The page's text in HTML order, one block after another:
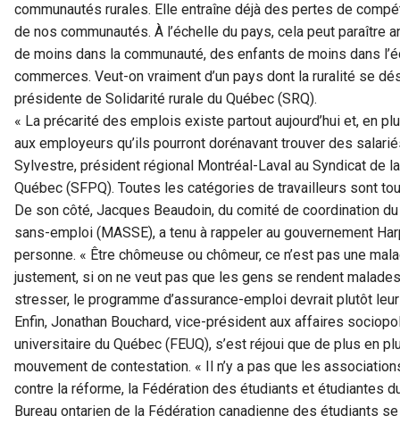
communautés rurales. Elle entraîne déjà des pertes de
de nos communautés. À l’échelle du pays, cela peut paraître
de moins dans la communauté, des enfants de moins dans
commerces. Veut-on vraiment d’un pays dont la ruralité se
présidente de Solidarité rurale du Québec (SRQ).
« La précarité des emplois existe partout aujourd’hui et, en
aux employeurs qu’ils pourront dorénavant trouver des
Sylvestre, président régional Montréal-Laval au Syndicat de
Québec (SFPQ). Toutes les catégories de travailleurs sont
De son côté, Jacques Beaudoin, du comité de coordination
sans-emploi (MASSE), a tenu à rappeler au gouvernement
personne. « Être chômeuse ou chômeur, ce n’est pas une
justement, si on ne veut pas que les gens se rendent
stresser, le programme d’assurance-emploi devrait plutôt
Enfin, Jonathan Bouchard, vice-président aux affaires
universitaire du Québec (FEUQ), s’est réjoui que de plus en
mouvement de contestation. « Il n’y a pas que les
contre la réforme, la Fédération des étudiants et étudiantes
Bureau ontarien de la Fédération canadienne des étudiants